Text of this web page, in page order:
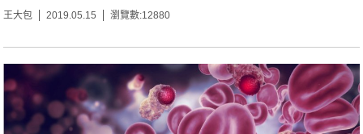
王大包 2019.05.15 瀏覽數:12880